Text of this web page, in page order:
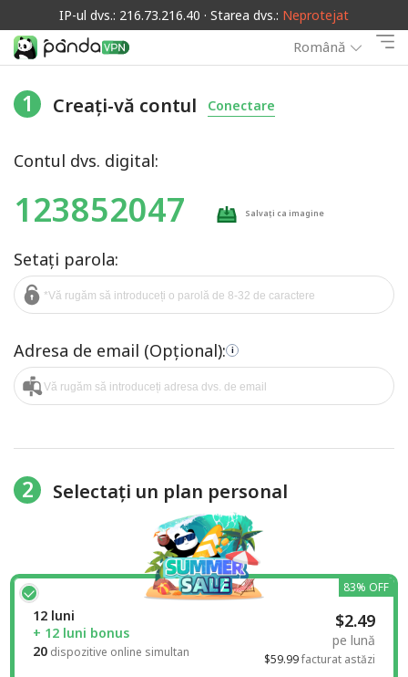
IP-ul dvs.: 216.73.216.40 · Starea dvs.: Neprotejat
Română
1 Creați-vă contul Conectare
Contul dvs. digital:
123852047 Salvați ca imagine
Setați parola:
Adresa de email (Opțional): i
2 Selectați un plan personal
12 luni
+ 12 luni bonus
20 dispozitive online simultan
$2.49
pe lună
$59.99facturat astăzi
83% OFF